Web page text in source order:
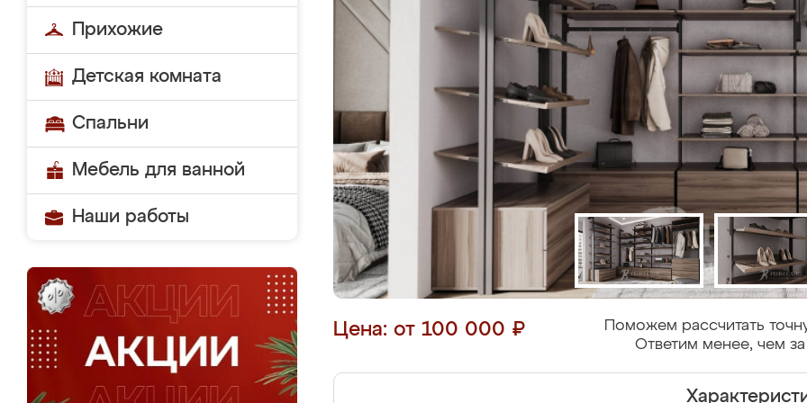
Прихожие
Детская комната
Спальни
Мебель для ванной
Наши работы
Цена: от 100 000 ₽
Поможем рассчитать
Ответим менее, чем